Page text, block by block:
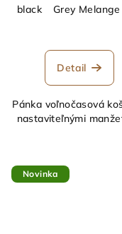
black
Grey Melange
Detail
Pánka voľnočasová
nastaviteľnými
Novinka